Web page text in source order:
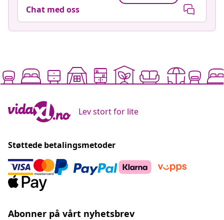
Chat med oss
Lev stort for lite
Støttede betalingsmetoder
Abonner på vårt nyhetsbrev